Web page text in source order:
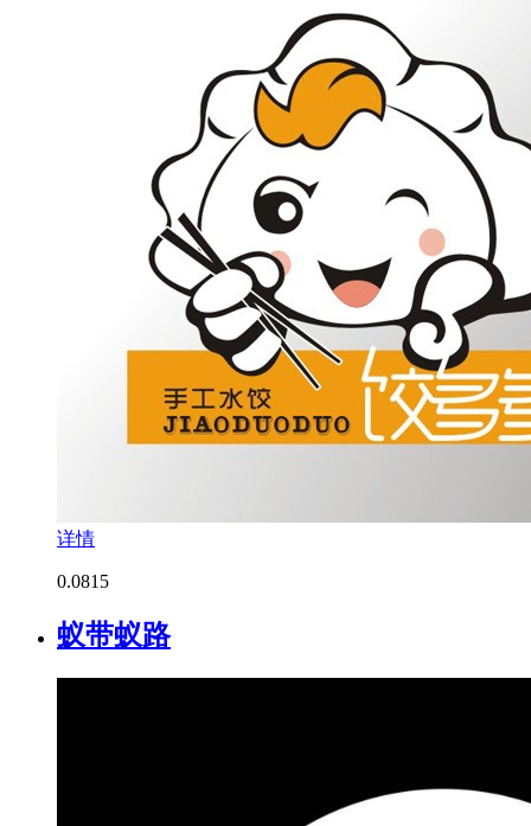
详情
0.0815
蚁带蚁路